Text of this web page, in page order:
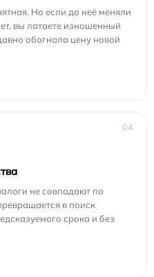
Но если до неё меняли
вы латаете изношенный
обогнала цену новой
04
не совпадают по
в поиск
срока и без